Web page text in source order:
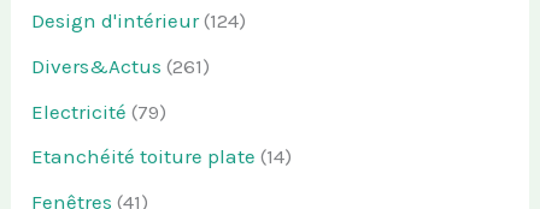
Design d'intérieur(124)
Divers&Actus (261)
Electricité (79)
Etanchéité toiture plate (14)
Fenêtres (41)